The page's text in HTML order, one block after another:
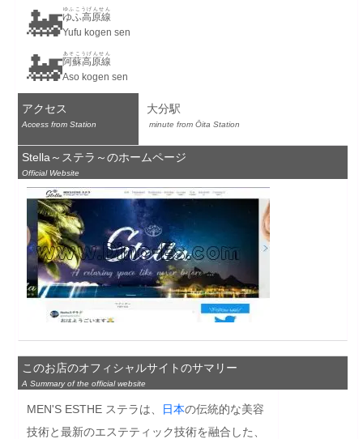
🚂ゆふ高原線
ゆふこうげんせん
Yufu kogen sen
🚂阿蘇高原線
あそこうげんせん
Aso kogen sen
アクセス
Access from Station
大分駅
minute from Ōita Station
Stella～ステラ～のホームページ
Official Website
このお店のオフィシャルサイトのサマリー
A Summary of the official website
MEN'S ESTHE ステラは、 日本の伝統的な美容
技術と最新のエステティック技術を融合した、